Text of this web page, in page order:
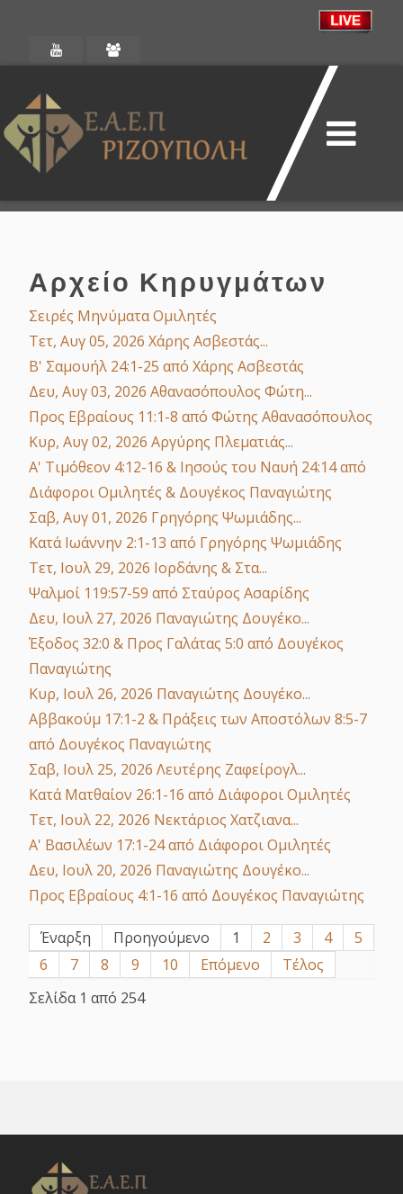
Αρχείο Κηρυγμάτων
Σειρές ΜηνύματαΟμιλητές
Τετ, Αυγ 05, 2026 Χάρης Ασβεστάς...
Β' Σαμουήλ 24:1-25 από Χάρης Ασβεστάς
Δευ, Αυγ 03, 2026 Αθανασόπουλος Φώτη...
Προς Εβραίους 11:1-8 από Φώτης Αθανασόπουλος
Κυρ, Αυγ 02, 2026 Αργύρης Πλεματιάς...
Α' Τιμόθεον 4:12-16 & Ιησούς του Ναυή 24:14από
Διάφοροι Ομιλητές & Δουγέκος Παναγιώτης
Σαβ, Αυγ 01, 2026 Γρηγόρης Ψωμιάδης...
Κατά Ιωάννην 2:1-13 από Γρηγόρης Ψωμιάδης
Τετ, Ιουλ 29, 2026 Ιορδάνης & Στα...
Ψαλμοί 119:57-59 από Σταύρος Ασαρίδης
Δευ, Ιουλ 27, 2026 Παναγιώτης Δουγέκο...
Έξοδος 32:0 & Προς Γαλάτας 5:0 από Δουγέκος
Παναγιώτης
Κυρ, Ιουλ 26, 2026 Παναγιώτης Δουγέκο...
Αββακούμ 17:1-2 & Πράξεις των Αποστόλων 8:5-7
από Δουγέκος Παναγιώτης
Σαβ, Ιουλ 25, 2026 Λευτέρης Ζαφείρογλ...
Κατά Ματθαίον 26:1-16 από Διάφοροι Ομιλητές
Τετ, Ιουλ 22, 2026 Νεκτάριος Χατζιανα...
Α' Βασιλέων 17:1-24από Διάφοροι Ομιλητές
Δευ, Ιουλ 20, 2026 Παναγιώτης Δουγέκο...
Προς Εβραίους 4:1-16 από Δουγέκος Παναγιώτης
Έναρξη Προηγούμενο 1 2 3 4
5
6
7 8 9 10 Επόμενο
Τέλος
Σελίδα 1 από 254